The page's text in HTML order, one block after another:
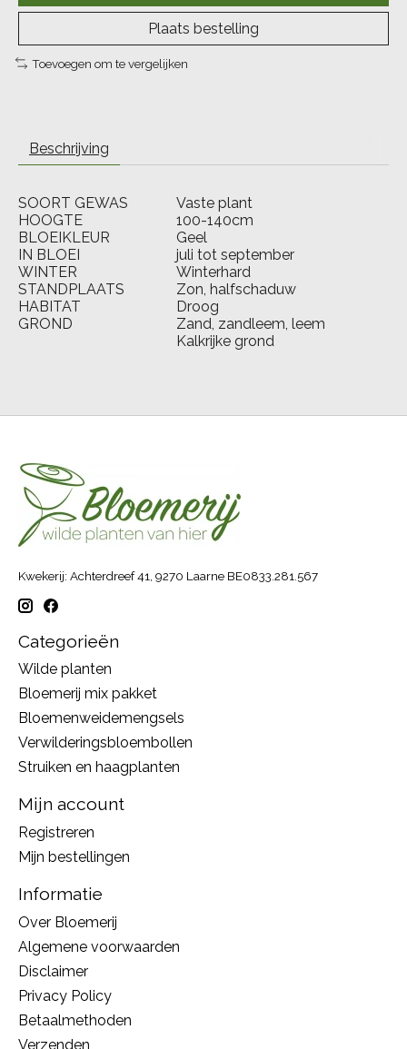
Plaats bestelling
Toevoegen om te vergelijken
Beschrijving
SOORT GEWAS
Vaste plant
HOOGTE
100-140cm
BLOEIKLEUR
Geel
IN BLOEI
juli tot september
WINTER
Winterhard
STANDPLAATS
Zon, halfschaduw
HABITAT
Droog
GROND
Zand, zandleem, leem
Kalkrijke grond
Kwekerij: Achterdreef 41, 9270 Laarne BE0833.281.567
Categorieën
Wilde planten
Bloemerij mix pakket
Bloemenweidemengsels
Verwilderingsbloembollen
Struiken en haagplanten
Mijn account
Registreren
Mijn bestellingen
Informatie
Over Bloemerij
Algemene voorwaarden
Disclaimer
Privacy Policy
Betaalmethoden
Verzenden